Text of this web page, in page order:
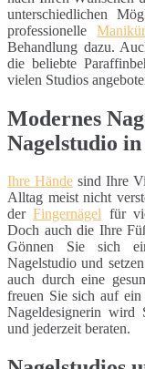
unterschiedlichen
professionelle
Behandlung dazu.
die beliebte
vielen Studios
Modernes
Nagelstudio
Ihre Hände sind Ihre
Alltag meist nicht
derFingernägel für
Doch auch die Ihre
Gönnen Sie sich
Nagelstudio und
auch durch eine
freuen Sie sich auf
Nageldesignerin wird
und jederzeit beraten.